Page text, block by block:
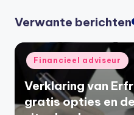
Verwante berichten
Geplaatst
in
Financieel adviseur
Verklaring van
gratis opties en